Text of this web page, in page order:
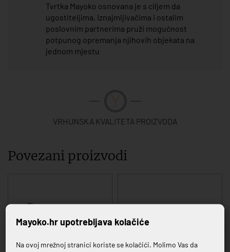
Tvrtka Mayoko osnovana je s ciljem da
ugostiteljima, iznajmljivačima i ostalim
poslovnim partnerima pruži mogućnost
potpunog opremanja njihovih objekata na
jednom mjestu
VRHUNSKA KVALITETA PROIZVODA
Povezani proizvodi
Mayoko.hr upotrebljava kolačiće
Na ovoj mrežnoj stranici koriste se kolačići. Molimo Vas da